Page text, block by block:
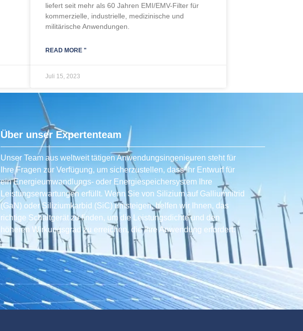
liefert seit mehr als 60 Jahren EMI/EMV-Filter für
kommerzielle, industrielle, medizinische und
militärische Anwendungen.
READ MORE "
Juli 15, 2023
Über unser Expertenteam
Unser Team aus weltweit tätigen Anwendungsingenieuren steht für
Ihre Fragen zur Verfügung, um sicherzustellen, dass Ihr Entwurf für
ein Energieumwandlungs- oder Energiespeichersystem Ihre
Leistungserwartungen erfüllt. Wenn Sie von Silizium auf Galliumnitrid
(GaN) oder Siliziumkarbid (SiC) umsteigen, helfen wir Ihnen, das
richtige Schaltgerät zu finden, um die Leistungsdichte und den
höheren Wirkungsgrad zu erreichen, die Ihre Anwendung erfordert.